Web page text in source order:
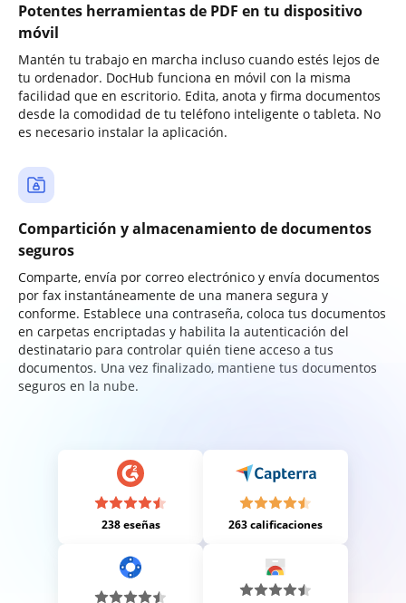
Potentes herramientas de PDF en tu dispositivo
móvil
Mantén tu trabajo en marcha incluso cuando estés lejos de
tu ordenador. DocHub funciona en móvil con la misma
facilidad que en escritorio. Edita, anota y firma documentos
desde la comodidad de tu teléfono inteligente o tableta. No
es necesario instalar la aplicación.
Compartición y almacenamiento de documentos
seguros
Comparte, envía por correo electrónico y envía documentos
por fax instantáneamente de una manera segura y
conforme. Establece una contraseña, coloca tus documentos
en carpetas encriptadas y habilita la autenticación del
destinatario para controlar quién tiene acceso a tus
documentos. Una vez finalizado, mantiene tus documentos
seguros en la nube.
238 eseñas 263 calificaciones